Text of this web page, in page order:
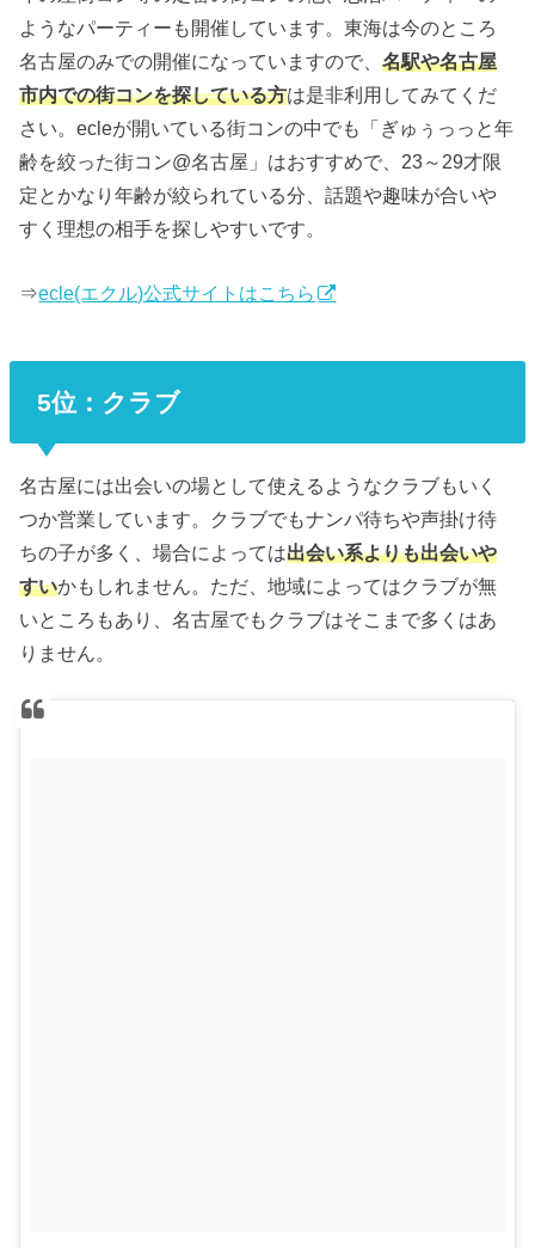
ようなパーティーも開催しています。東海は今のところ
名古屋のみでの開催になっていますので、名駅や名古屋
市内での街コンを探している方は是非利用してみてくだ
さい。ecleが開いている街コンの中でも「ぎゅぅっっと年
齢を絞った街コン@名古屋」はおすすめで、23～29才限
定とかなり年齢が絞られている分、話題や趣味が合いや
すく理想の相手を探しやすいです。
⇒ecle(エクル)公式サイトはこちら
5位：クラブ
名古屋には出会いの場として使えるようなクラブもいく
つか営業しています。クラブでもナンパ待ちや声掛け待
ちの子が多く、場合によっては出会い系よりも出会いや
すいかもしれません。ただ、地域によってはクラブが無
いところもあり、名古屋でもクラブはそこまで多くはあ
りません。